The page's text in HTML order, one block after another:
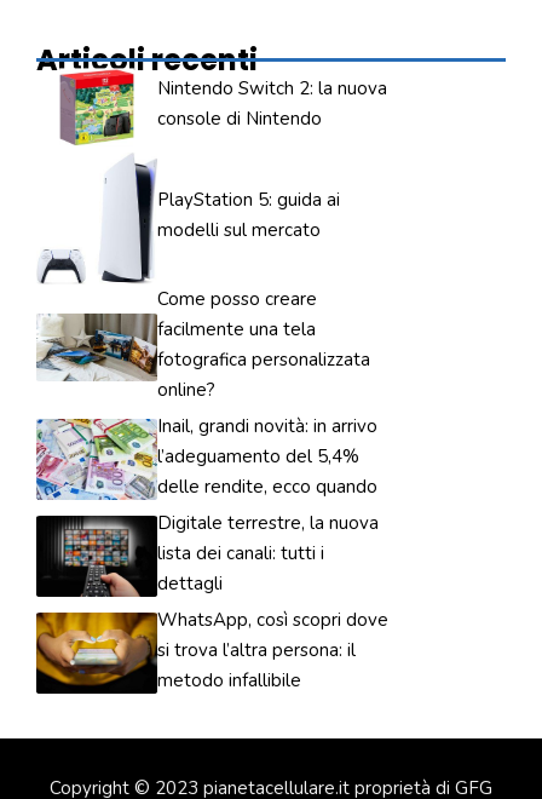
Articoli recenti
Nintendo Switch 2: la nuova
console di Nintendo
PlayStation 5: guida ai
modelli sul mercato
Come posso creare
facilmente una tela
fotografica personalizzata
online?
Inail, grandi novità: in arrivo
l’adeguamento del 5,4%
delle rendite, ecco quando
Digitale terrestre, la nuova
lista dei canali: tutti i
dettagli
WhatsApp, così scopri dove
si trova l’altra persona: il
metodo infallibile
Copyright © 2023 pianetacellulare.it proprietà di GFG